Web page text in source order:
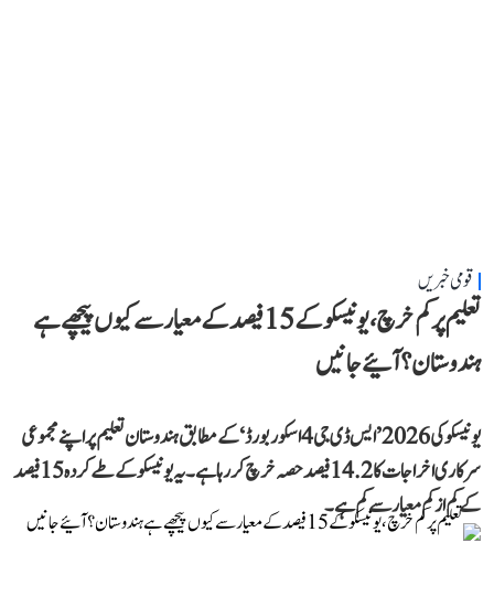
قومی خبریں
تعلیم پر کم خرچ، یونیسکو کے 15 فیصد کے معیار سے کیوں پیچھے ہے
ہندوستان؟ آئیے جانیں
یونیسکو کی 2026 ’ایس ڈی جی 4 اسکور بورڈ‘ کے مطابق ہندوستان تعلیم پر اپنے مجموعی
سرکاری اخراجات کا 14.2 فیصد حصہ خرچ کر رہا ہے۔ یہ یونیسکو کے طے کردہ 15 فیصد
کے کم از کم معیار سے کم ہے۔